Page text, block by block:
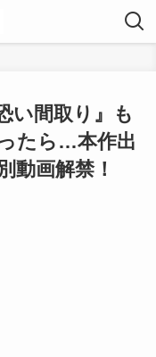
い間取り』も
たら…本作出
動画解禁！